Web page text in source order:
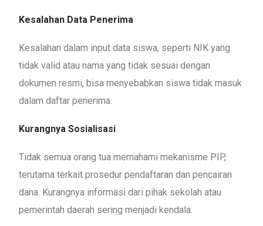
Kesalahan Data Penerima
Kesalahan dalam input data siswa, seperti NIK yang
tidak valid atau nama yang tidak sesuai dengan
dokumen resmi, bisa menyebabkan siswa tidak masuk
dalam daftar penerima.
Kurangnya Sosialisasi
Tidak semua orang tua memahami mekanisme PIP,
terutama terkait prosedur pendaftaran dan pencairan
dana. Kurangnya informasi dari pihak sekolah atau
pemerintah daerah sering menjadi kendala.